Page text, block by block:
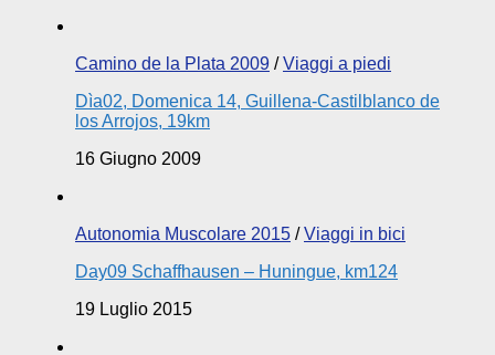
Camino de la Plata 2009 /Viaggi a piedi
Dìa02, Domenica 14, Guillena-Castilblanco de
los Arrojos, 19km
16 Giugno 2009
Autonomia Muscolare 2015 /Viaggi in bici
Day09 Schaffhausen – Huningue, km124
19 Luglio 2015